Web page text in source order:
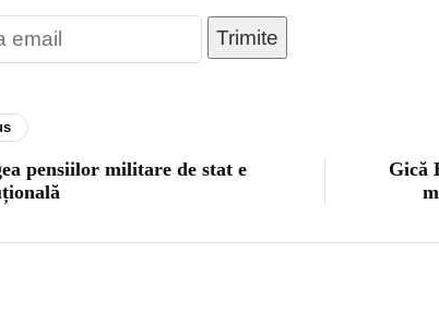
Trimite
pensiilor militare de stat e
Gică